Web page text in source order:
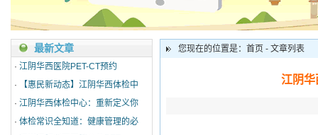
最新文章
· 江阴华西医院PET-CT预约
·
【惠民新动态】江阴华西体检中
· 江阴华西体检中心：重新定义你
· 体检常识全知道：健康管理的必
您现在的位置是：首页 - 文章列表
江阴华